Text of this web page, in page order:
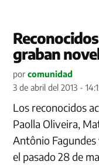
graban
por comunidad
3 de abril del 2013 -
Los reconocidos
Paolla Oliveira,
Antônio Fagundes
el pasado 28 de